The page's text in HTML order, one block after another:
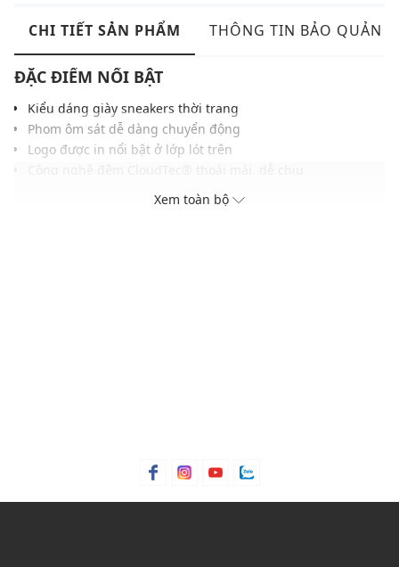
CHI TIẾT SẢN PHẨM THÔNG TIN BẢO QUẢN
ĐẶC ĐIỂM NỔI BẬT
Kiểu dáng giày sneakers thời trang
Phom ôm sát dễ dàng chuyển động
Logo được in nổi bật ở lớp lót trên
Lớp lót thoáng khí cho đôi chân luôn thông thoáng
Gam màu hiện đại, dễ dàng phối với nhiều trang phục và
Thích hợp dùng trong các dịp: Đi làm, đi chơi,...
Xem toàn bộ